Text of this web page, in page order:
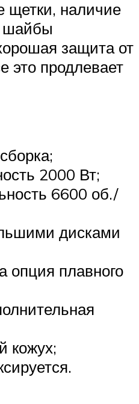
щетки, наличие
шайбы
защита от
это продлевает
2000 Вт;
6600 об./
дисками
опция плавного
кожух;